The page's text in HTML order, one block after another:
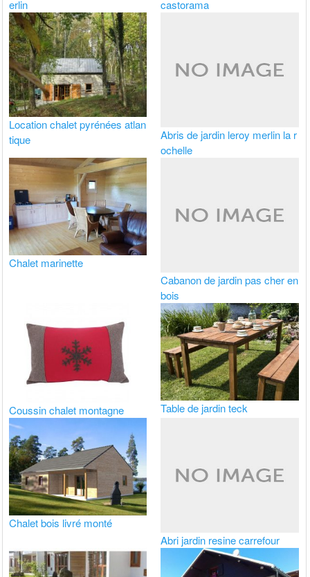
erlin castorama
Location chalet pyrénées atlan
tique
Abris de jardin leroy merlin la r
ochelle
Chalet marinette
Cabanon de jardin pas cher en
bois
Coussin chalet montagne Table de jardin teck
Chalet bois livré monté
Abri jardin resine carrefour